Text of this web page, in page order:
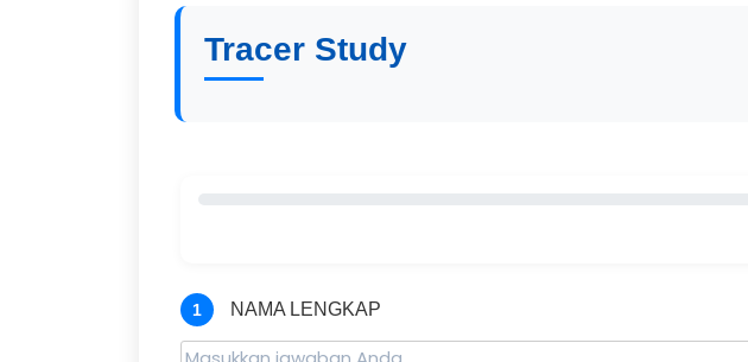
Tracer Study
1 NAMA LENGKAP